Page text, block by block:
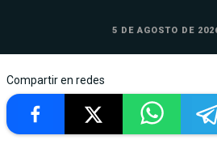
5 DE AGOSTO DE
Compartir en redes